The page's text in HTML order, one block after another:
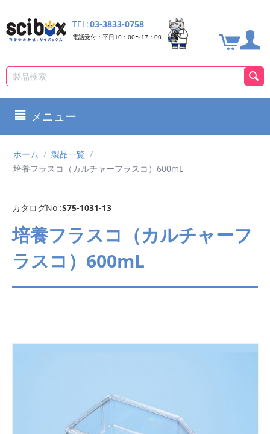
TEL:03-3833-0758
電話受付：平日10：00〜17：00
メニュー
ホーム / 製品一覧 /
培養フラスコ（カルチャーフラスコ）600mL
カタログNo :S75-1031-13
培養フラスコ（カルチャーフ
ラスコ）600mL